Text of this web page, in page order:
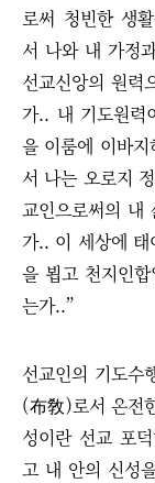
로써 청빈한 생
서 나와 내 가정
선교신앙의 원력
가.. 내 기도원력
을 이룸에 이바
서 나는 오로지
교인으로써의 내
가.. 이 세상에
을 뵙고 천지인
는가..”
선교인의 기도
(布敎)로서 온전
성이란 선교 포
고 내 안의 신성